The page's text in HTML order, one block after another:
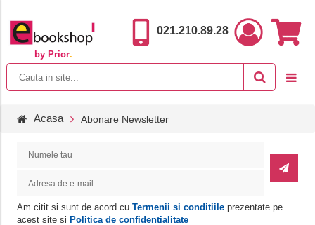
by Prior.
021.210.89.28
Acasa Abonare Newsletter
Am citit si sunt de acord cu Termenii si conditiileprezentate pe
acest site si Politica de confidentialitate